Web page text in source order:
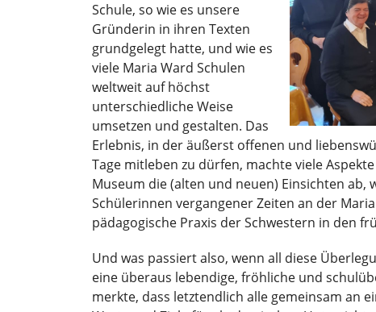
Schule, so wie es unsere
Gründerin in ihren Texten
grundgelegt hatte, und wie es
viele Maria Ward Schulen
weltweit auf höchst
unterschiedliche Weise
umsetzen und gestalten. Das
Erlebnis, in der äußerst offenen und
Tage mitleben zu dürfen, machte viele
Museum die (alten und neuen) Einsichten
Schülerinnen vergangener Zeiten an der
pädagogische Praxis der Schwestern in den
Und was passiert also, wenn all diese
eine überaus lebendige, fröhliche und
merkte, dass letztendlich alle gemeinsam an